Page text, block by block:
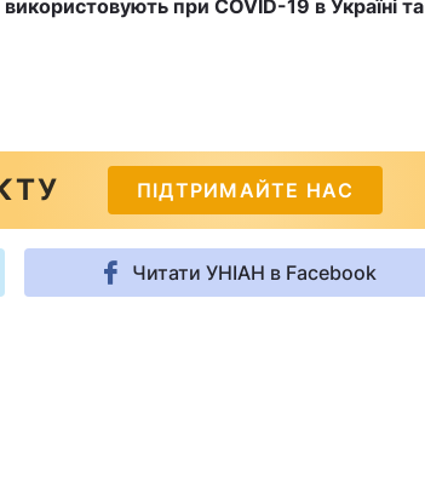
використовують при COVID-19 в Україні та
ПІДТРИМАЙТЕ НАС
Читати УНІАН в Facebook